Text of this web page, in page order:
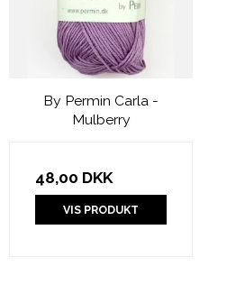
By Permin Carla -
Mulberry
48,00 DKK
VIS PRODUKT